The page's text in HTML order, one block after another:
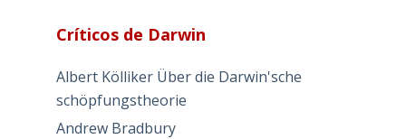
Críticos de Darwin
Albert Kölliker Über die Darwin'sche
schöpfungstheorie
Andrew Bradbury